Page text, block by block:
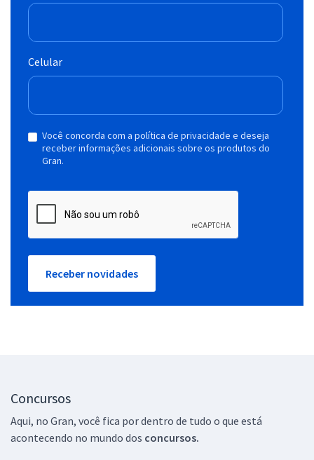
Celular
Você concorda com a política de privacidade e deseja
receber informações adicionais sobre os produtos do
Gran.
Receber novidades
Concursos
Aqui, no Gran, você fica por dentro de tudo o que está
acontecendo no mundo dos concursos.